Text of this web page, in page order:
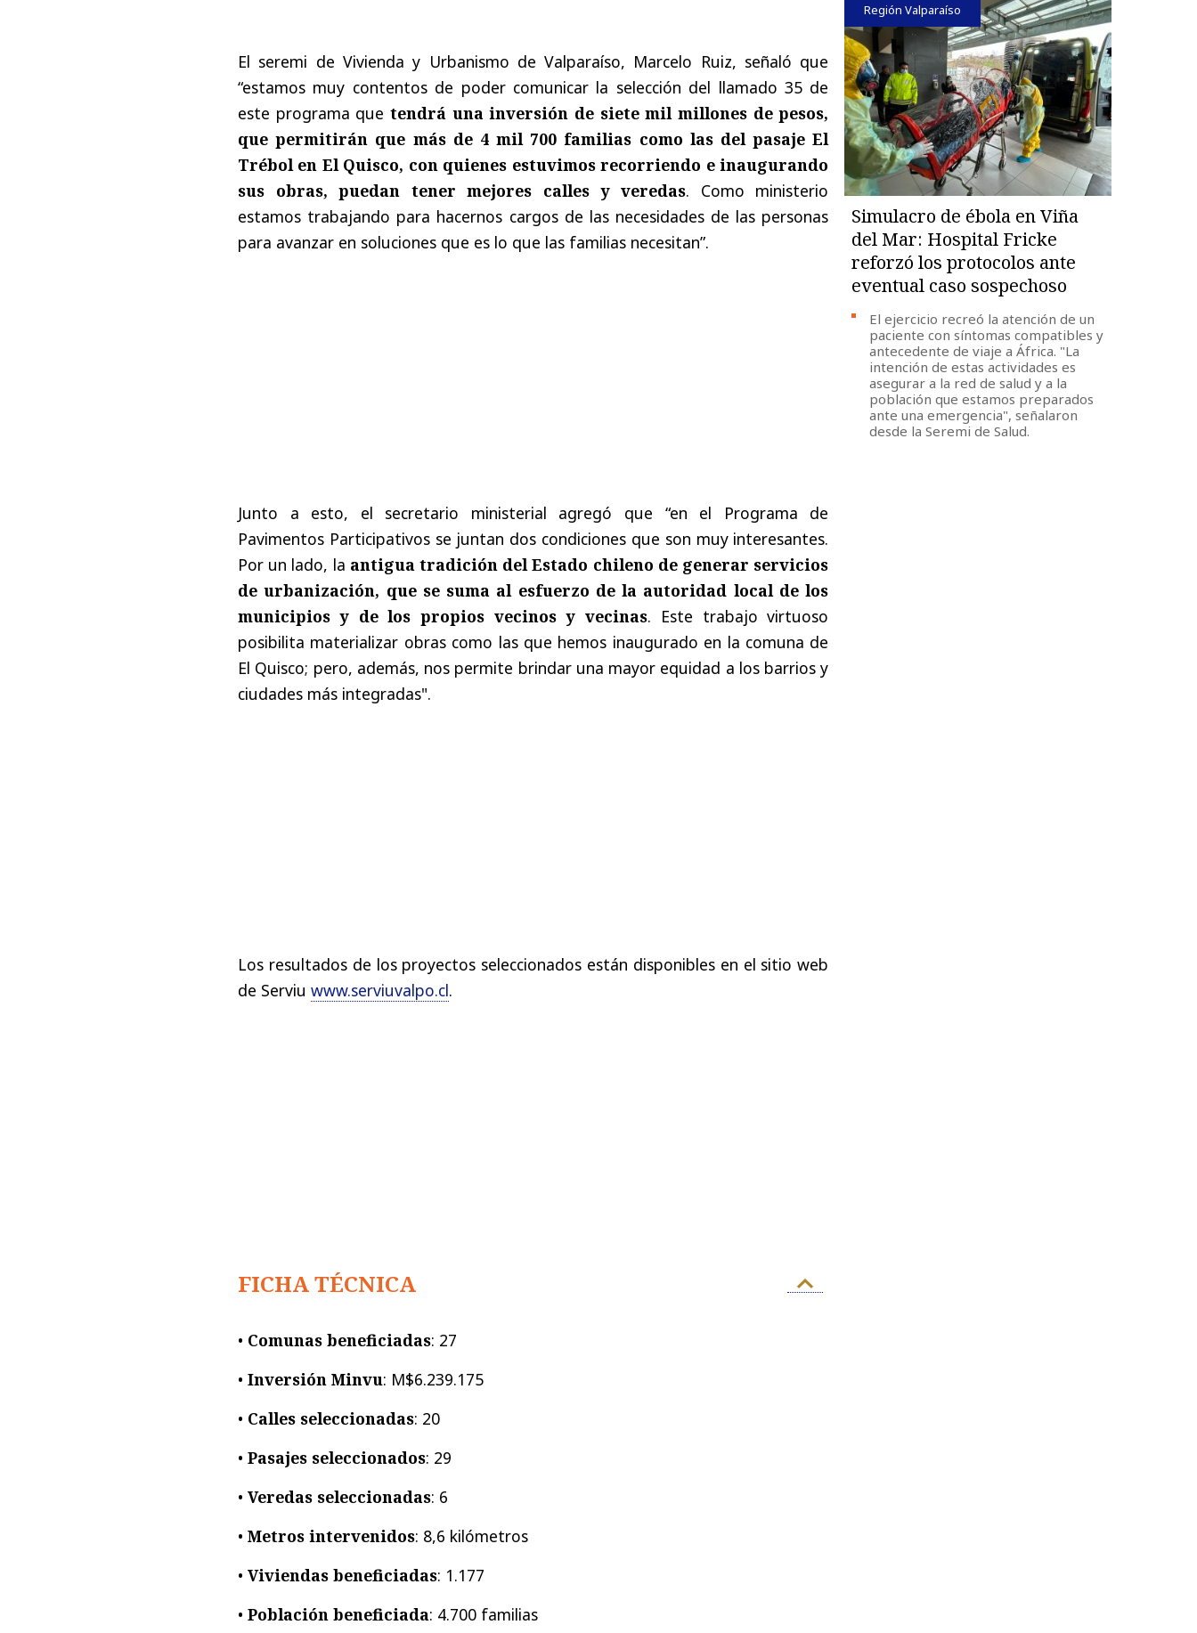
El seremi de Vivienda y Urbanismo de Valparaíso, Marcelo Ruiz, señaló que
“estamos muy contentos de poder comunicar la selección del llamado 35 de
este programa que tendrá una inversión de siete mil millones de pesos,
que permitirán que más de 4 mil 700 familias como las del pasaje El
Trébol en El Quisco, con quienes estuvimos recorriendo e inaugurando
sus obras, puedan tener mejores calles y veredas. Como ministerio
estamos trabajando para hacernos cargos de las necesidades de las personas
para avanzar en soluciones que es lo que las familias necesitan”.
Junto a esto, el secretario ministerial agregó que “en el Programa de
Pavimentos Participativos se juntan dos condiciones que son muy interesantes.
Por un lado, la antigua tradición del Estado chileno de generar servicios
de urbanización, que se suma al esfuerzo de la autoridad local de los
municipios y de los propios vecinos y vecinas. Este trabajo virtuoso
posibilita materializar obras como las que hemos inaugurado en la comuna de
El Quisco; pero, además, nos permite brindar una mayor equidad a los barrios y
ciudades más integradas".
Los resultados de los proyectos seleccionados están disponibles en el sitio web
de Serviu www.serviuvalpo.cl.
FICHA TÉCNICA
• Comunas beneficiadas: 27
• Inversión Minvu: M$6.239.175
• Calles seleccionadas: 20
• Pasajes seleccionados: 29
• Veredas seleccionadas: 6
• Metros intervenidos: 8,6 kilómetros
• Viviendas beneficiadas: 1.177
• Población beneficiada: 4.700 familias
Región Valparaíso
Simulacro de ébola en Viña
del Mar: Hospital Fricke
reforzó los protocolos ante
eventual caso sospechoso
El ejercicio recreó la atención de un
paciente con síntomas compatibles y
antecedente de viaje a África. "La
intención de estas actividades es
asegurar a la red de salud y a la
población que estamos preparados
ante una emergencia", señalaron
desde la Seremi de Salud.